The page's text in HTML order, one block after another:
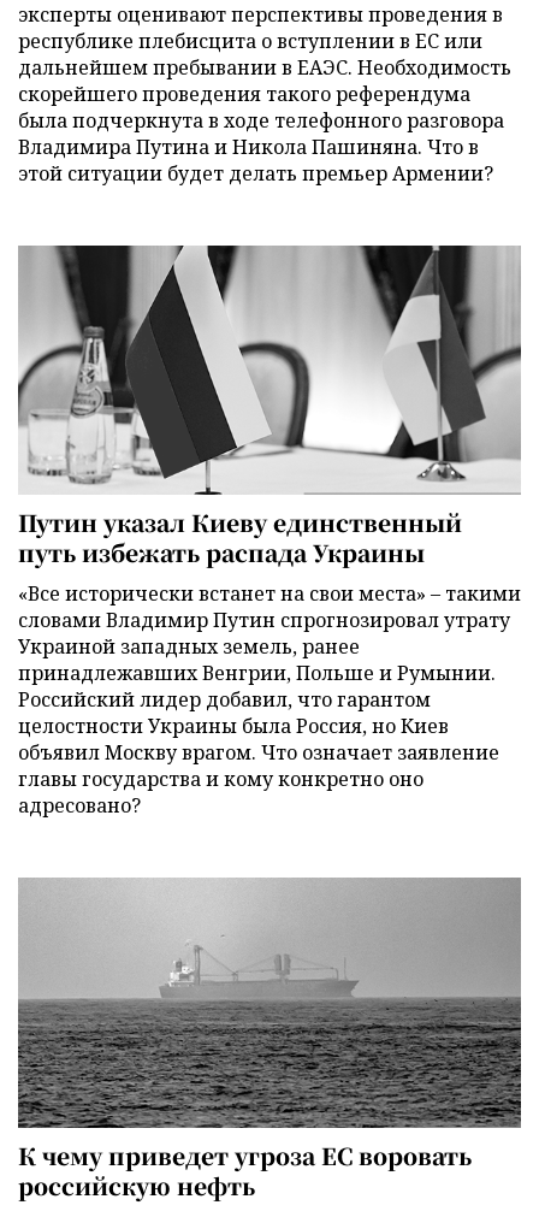
эксперты оценивают перспективы проведения в
республике плебисцита о вступлении в ЕС или
дальнейшем пребывании в ЕАЭС. Необходимость
скорейшего проведения такого референдума
была подчеркнута в ходе телефонного разговора
Владимира Путина и Никола Пашиняна. Что в
этой ситуации будет делать премьер Армении?
Путин указал Киеву единственный
путь избежать распада Украины
«Все исторически встанет на свои места» – такими
словами Владимир Путин спрогнозировал утрату
Украиной западных земель, ранее
принадлежавших Венгрии, Польше и Румынии.
Российский лидер добавил, что гарантом
целостности Украины была Россия, но Киев
объявил Москву врагом. Что означает заявление
главы государства и кому конкретно оно
адресовано?
К чему приведет угроза ЕС воровать
российскую нефть